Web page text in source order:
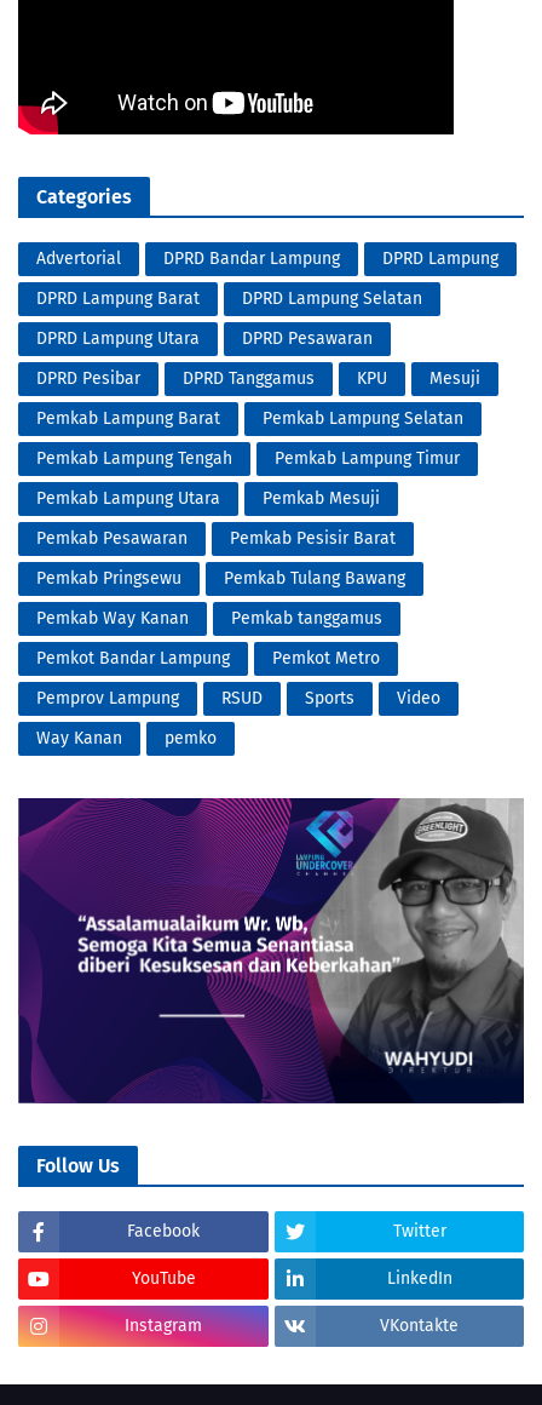
Categories
Advertorial DPRD Bandar Lampung
DPRD Lampung
DPRD Lampung Barat
DPRD Lampung Selatan
DPRD Lampung Utara
DPRD Pesawaran
DPRD Pesibar
DPRD Tanggamus KPU
Mesuji
Pemkab Lampung Barat
Pemkab Lampung Selatan
Pemkab Lampung Tengah
Pemkab Lampung Timur
Pemkab Lampung Utara
Pemkab Mesuji
Pemkab Pesawaran
Pemkab Pesisir Barat
Pemkab Pringsewu
Pemkab Tulang Bawang
Pemkab Way Kanan
Pemkab tanggamus
Pemkot Bandar Lampung
Pemkot Metro
Pemprov Lampung
RSUD Sports
Video
Way Kanan
pemko
Follow Us
Facebook Twitter
YouTube LinkedIn
Instagram VKontakte